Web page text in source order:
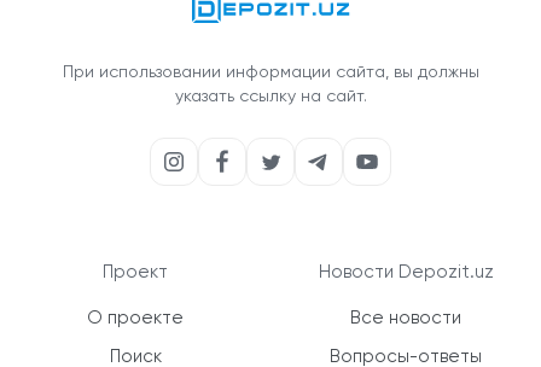
При использовании информации сайта, вы должны
указать ссылку на сайт.
Проект
О проекте
Поиск
Новости Depozit.uz
Все новости
Вопросы-ответы